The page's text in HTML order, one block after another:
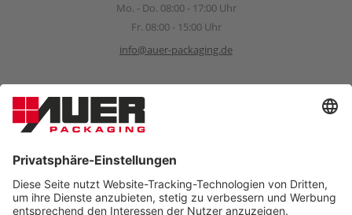
Mo. - Do. 08:00 - 17:00 Uhr
Fr. 08:00 - 15:00 Uhr
info@auer-packaging.de
Sponsoring Anfragen
sponsoring@auer-packaging.com